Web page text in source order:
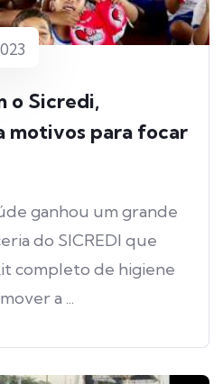
o Sicredi,
motivos para focar
ganhou um grande
do SICREDI que
completo de higiene
a ...